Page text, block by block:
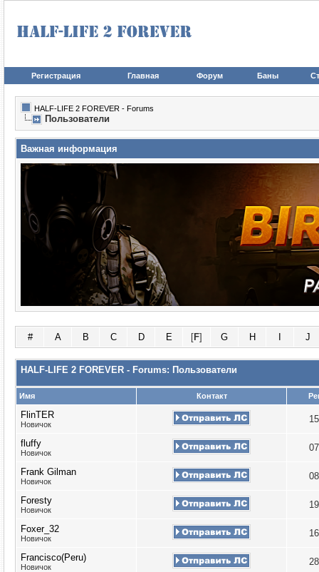
Регистрация Главная Форум Баны
HALF-LIFE 2 FOREVER - Forums
Пользователи
Важная информация
# A B C D E [F] G H J
HALF-LIFE 2 FOREVER - Forums: Пользователи
Имя Контакт
FlinTER
Новичок
fluffy
Новичок
Frank Gilman
Новичок
Foresty
Новичок
Foxer_32
Новичок
Francisco(Peru)
Новичок